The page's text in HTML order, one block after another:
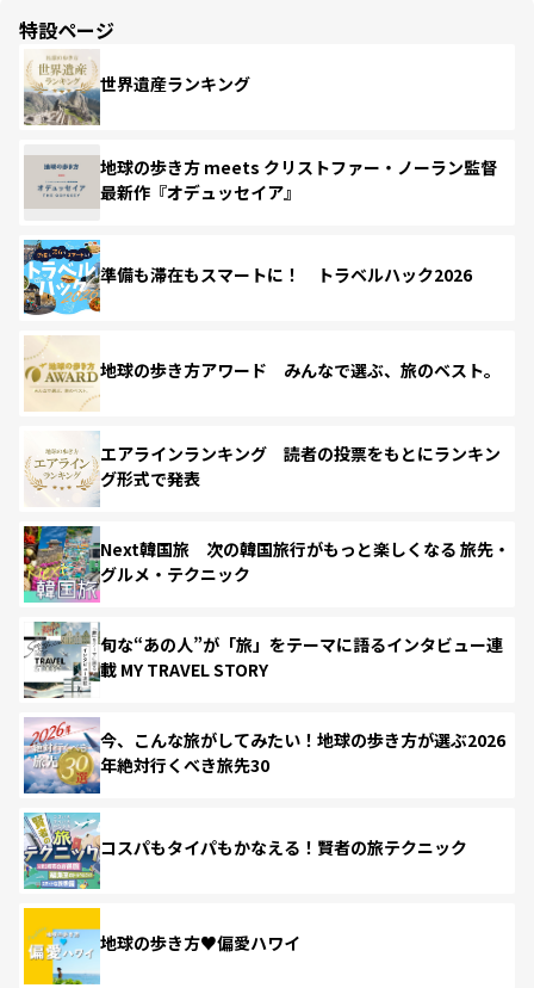
特設ページ
世界遺産ランキング
地球の歩き方 meets クリストファー・ノーラン監督
最新作『オデュッセイア』
準備も滞在もスマートに！ トラベルハック2026
地球の歩き方アワード みんなで選ぶ、旅のベスト。
エアラインランキング 読者の投票をもとにランキン
グ形式で発表
Next韓国旅 次の韓国旅行がもっと楽しくなる 旅先・
グルメ・テクニック
旬な“あの人”が「旅」をテーマに語るインタビュー連
載 MY TRAVEL STORY
今、こんな旅がしてみたい！地球の歩き方が選ぶ2026
年絶対行くべき旅先30
コスパもタイパもかなえる！賢者の旅テクニック
地球の歩き方♥偏愛ハワイ